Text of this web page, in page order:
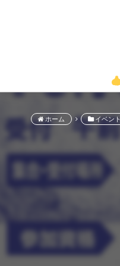
ホーム イベント